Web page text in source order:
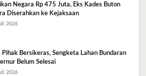
Negara Rp 475 Juta, Eks Kades Buton
Diserahkan ke Kejaksaan
2026
Pihak Bersikeras, Sengketa Lahan Bundaran
Belum Selesai
2026